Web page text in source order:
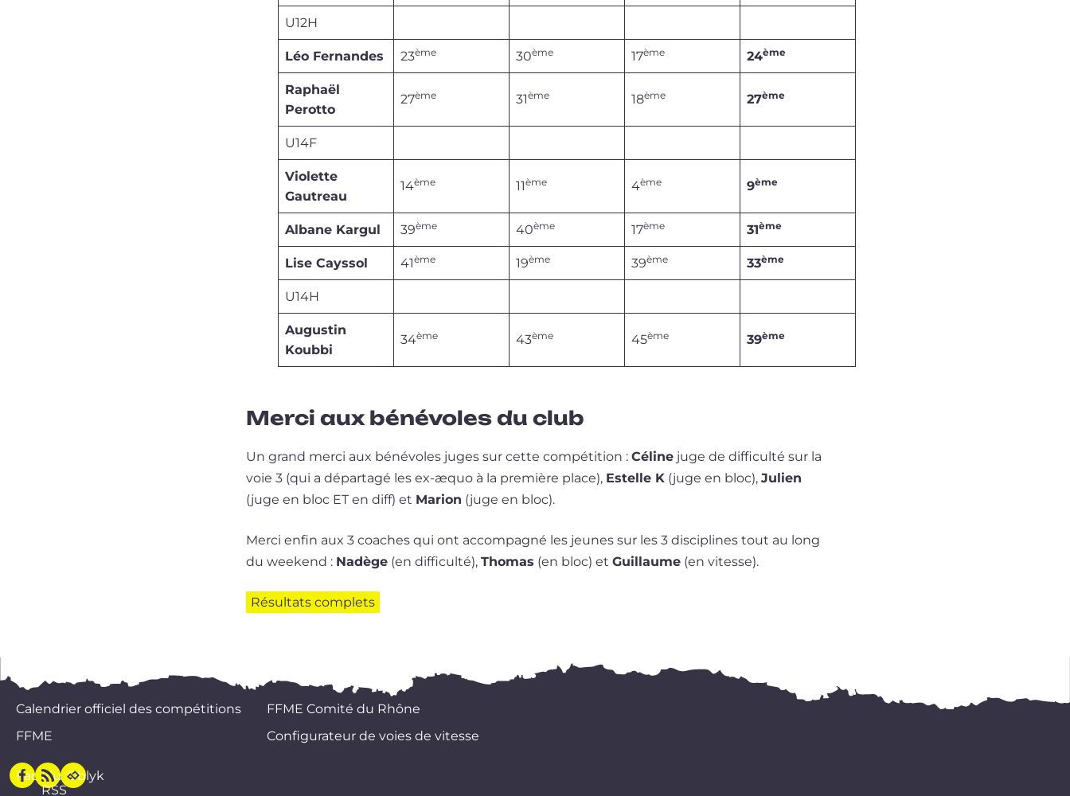
U12H
Léo Fernandes 23ème 30ème 17ème 24ème
Raphaël
Perotto
27ème 31ème 18ème 27ème
U14F
Violette
Gautreau
14ème 11ème 4ème 9ème
Albane Kargul 39ème 40ème 17ème 31ème
Lise Cayssol 41ème 19ème 39ème 33ème
U14H
Augustin
Koubbi
34ème 43ème 45ème 39ème
Merci aux bénévoles du club
Un grand mer­ci aux béné­voles juges sur cette com­pé­ti­tion : Céline juge de dif­fi­cul­té sur la
voie 3 (qui a dépar­ta­gé les ex-æquo à la pre­mière place), Estelle K (juge en bloc), Julien
(juge en bloc ET en diff) et Marion (juge en bloc).
Merci enfin aux 3 coaches qui ont accom­pa­gné les jeunes sur les 3 dis­ci­plines tout au long
du wee­kend : Nadège (en dif­fi­cul­té), Thomas (en bloc) et Guillaume (en vitesse).
Résultats com­plets
Calendrier officiel des compétitions
FFME
FFME Comité du Rhône
Configurateur de voies de vitesse
Facebook
Flux
RSS
Oblyk